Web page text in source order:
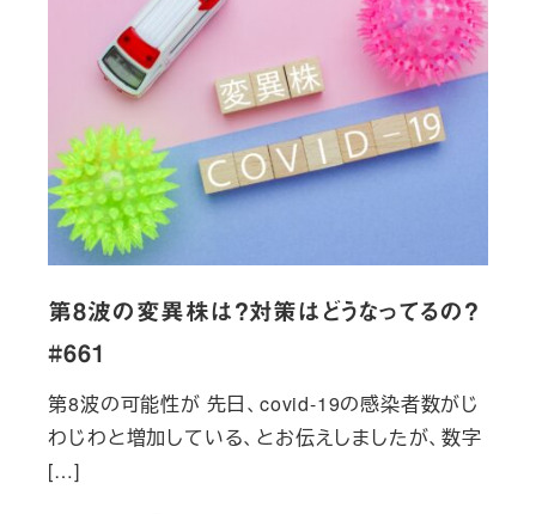
第8波の変異株は？対策はどうなってるの？
#661
第8波の可能性が 先日、covid-19の感染者数がじ
わじわと増加している、とお伝えしましたが、数字
[…]